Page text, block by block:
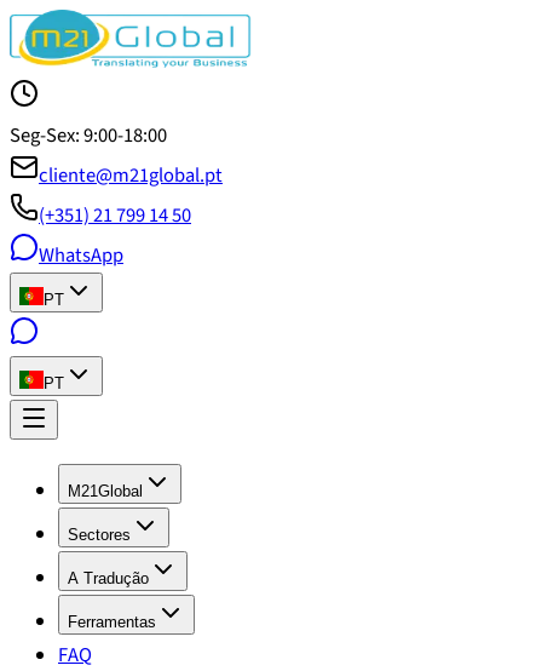
Seg-Sex: 9:00-18:00
cliente@m21global.pt
(+351) 21 799 14 50
WhatsApp
PT
PT
M21Global
Sectores
A Tradução
Ferramentas
FAQ